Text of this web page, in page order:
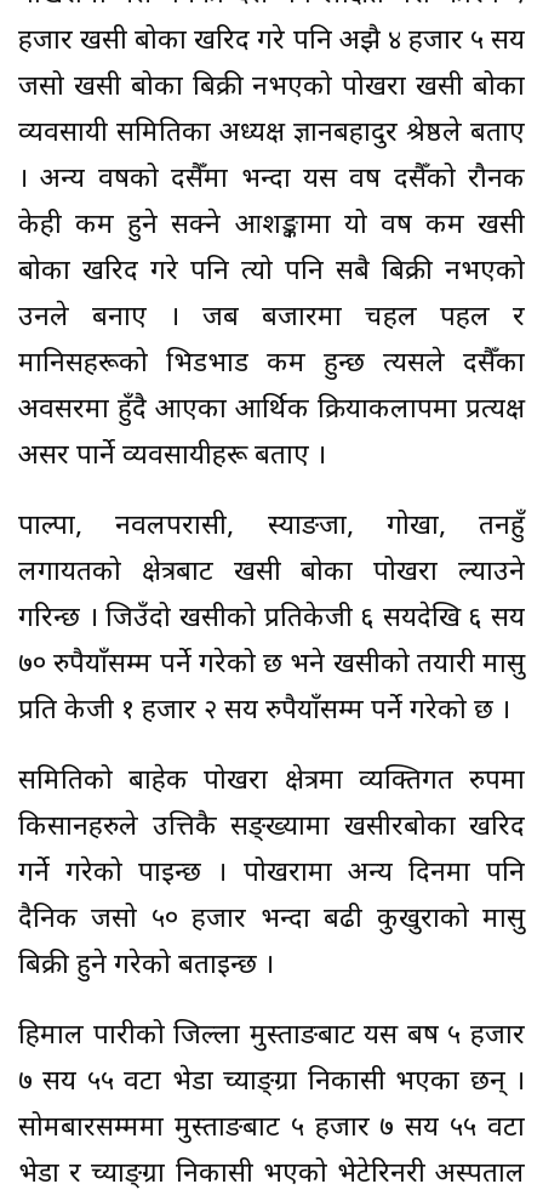
हजार खसी बोका खरिद गरे पनि अझै ४ हजार ५ सय
जसो खसी बोका बिक्री नभएको पोखरा खसी बोका
व्यवसायी समितिका अध्यक्ष ज्ञानबहादुर श्रेष्ठले बताए
। अन्य वर्षको दसैँमा भन्दा यस वर्ष दसैँको रौनक
केही कम हुने सक्ने आशङ्कामा यो वर्ष कम खसी
बोका खरिद गरे पनि त्यो पनि सबै बिक्री नभएको
उनले बनाए । जब बजारमा चहल पहल र
मानिसहरूको भिडभाड कम हुन्छ त्यसले दसैँका
अवसरमा हुँदै आएका आर्थिक क्रियाकलापमा प्रत्यक्ष
असर पार्ने व्यवसायीहरू बताए ।
पाल्पा, नवलपरासी, स्याङजा, गोर्खा, तनहुँ
लगायतको क्षेत्रबाट खसी बोका पोखरा ल्याउने
गरिन्छ । जिउँदो खसीको प्रतिकेजी ६ सयदेखि ६ सय
७० रुपैयाँसम्म पर्ने गरेको छ भने खसीको तयारी मासु
प्रति केजी १ हजार २ सय रुपैयाँसम्म पर्ने गरेको छ ।
समितिको बाहेक पोखरा क्षेत्रमा व्यक्तिगत रुपमा
किसानहरुले उत्तिकै सङ्ख्यामा खसीरबोका खरिद
गर्ने गरेको पाइन्छ । पोखरामा अन्य दिनमा पनि
दैनिक जसो ५० हजार भन्दा बढी कुखुराको मासु
बिक्री हुने गरेको बताइन्छ ।
हिमाल पारीको जिल्ला मुस्ताङबाट यस बर्ष ५ हजार
७ सय ५५ वटा भेडा च्याङ्ग्रा निकासी भएका छन् ।
सोमबारसम्ममा मुस्ताङबाट ५ हजार ७ सय ५५ वटा
भेडा र च्याङ्ग्रा निकासी भएको भेटेरिनरी अस्पताल